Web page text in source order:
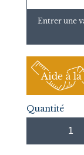
Entrer une
Quantité